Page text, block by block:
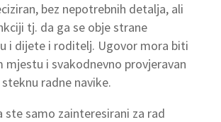
bez nepotrebnih detalja, ali
tj. da ga se obje strane
i dijete i roditelj. Ugovor mora biti
mjestu i svakodnevno provjeravan
radne navike.
ste samo zainteresirani za rad